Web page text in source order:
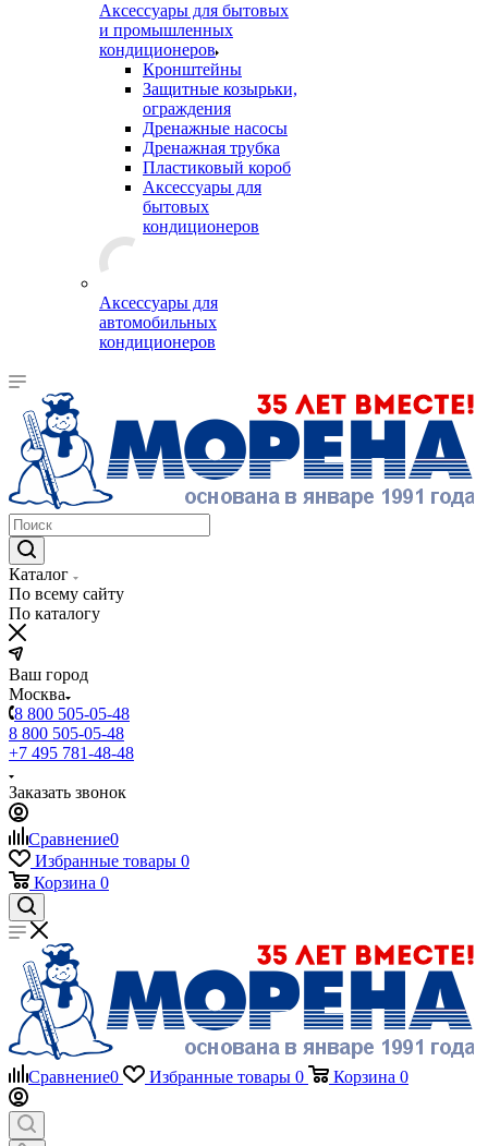
Аксессуары для бытовых
и промышленных
кондиционеров
Кронштейны
Защитные козырьки,
ограждения
Дренажные насосы
Дренажная трубка
Пластиковый короб
Аксессуары для
бытовых
кондиционеров
Аксессуары для
автомобильных
кондиционеров
Каталог
По всему сайту
По каталогу
Ваш город
Москва
8 800 505-05-48
8 800 505-05-48
+7 495 781-48-48
Заказать звонок
Сравнение0
Избранные товары 0
Корзина 0
Сравнение0 Избранные товары 0 Корзина 0